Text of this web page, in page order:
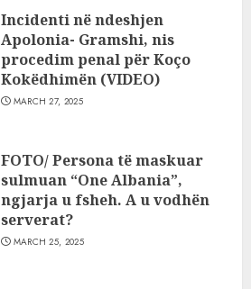
Incidenti në ndeshjen
Apolonia- Gramshi, nis
procedim penal për Koço
Kokëdhimën (VIDEO)
MARCH 27, 2025
FOTO/ Persona të maskuar
sulmuan “One Albania”,
ngjarja u fsheh. A u vodhën
serverat?
MARCH 25, 2025